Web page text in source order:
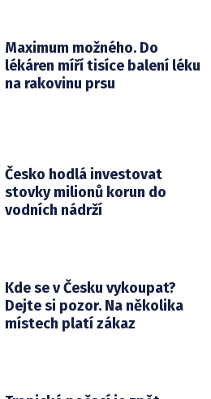
Maximum možného. Do
lékáren míří tisíce balení léku
na rakovinu prsu
Česko hodlá investovat
stovky milionů korun do
vodních nádrží
Kde se v Česku vykoupat?
Dejte si pozor. Na několika
místech platí zákaz